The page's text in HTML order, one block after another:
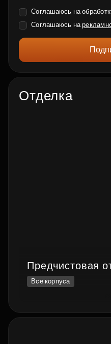
Соглашаюсь на
Соглашаюсь на
Отделка
Предчистовая
Все корпуса